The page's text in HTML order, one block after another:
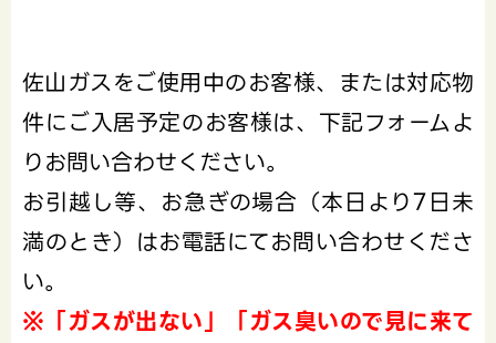
佐山ガスをご使用中のお客様、または対応物
件にご入居予定のお客様は、下記フォームよ
りお問い合わせください。
お引越し等、お急ぎの場合（本日より7日未
満のとき）はお電話にてお問い合わせくださ
い。
※「ガスが出ない」「ガス臭いので見に来て